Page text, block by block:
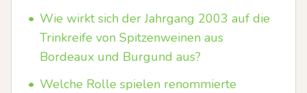
• Wie wirkt sich der Jahrgang 2003 auf die
Trinkreife von Spitzenweinen aus
Bordeaux und Burgund aus?
• Welche Rolle spielen renommierte